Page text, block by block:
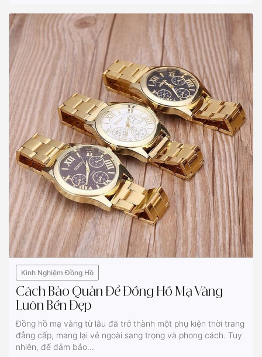
Kinh Nghiệm Đồng Hồ
Cách Bảo Quản Để Đồng Hồ Mạ Vàng
Luôn Bền Đẹp
Đồng hồ mạ vàng từ lâu đã trở thành một phụ kiện thời trang
đẳng cấp, mang lại vẻ ngoài sang trọng và phong cách. Tuy
nhiên, để đảm bảo...